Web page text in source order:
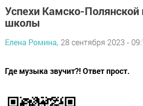
Успехи Камско-
школы
Елена Ромина, 28 сентября 2023 -
Где музыка звучит?! Ответ прост.